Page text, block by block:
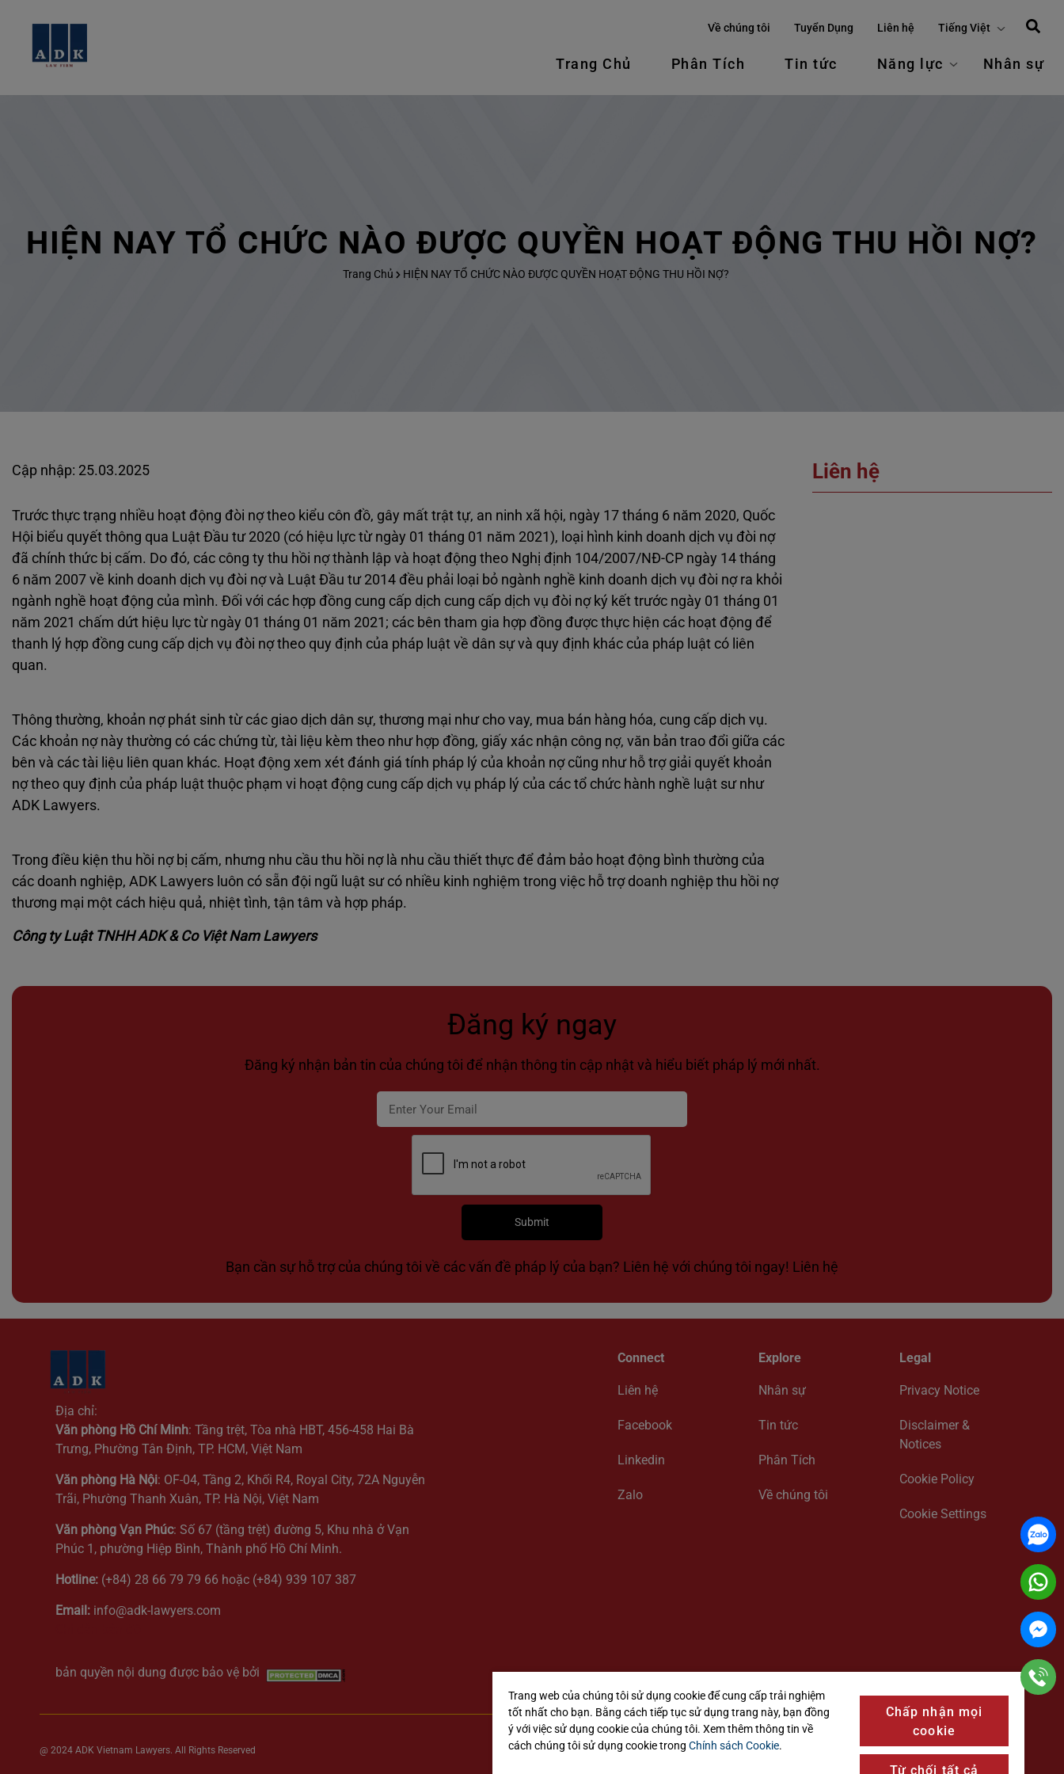
Về chúng tôi Tuyển Dụng Liên hệ Tiếng Việt
Trang Chủ Phân Tích Tin tức Năng lực Nhân sự
HIỆN NAY TỔ CHỨC NÀO ĐƯỢC QUYỀN HOẠT ĐỘNG THU HỒI NỢ?
Trang Chủ HIỆN NAY TỔ CHỨC NÀO ĐƯỢC QUYỀN HOẠT ĐỘNG THU HỒI NỢ?
Cập nhập: 25.03.2025
Trước thực trạng nhiều hoạt động đòi nợ theo kiểu côn đồ, gây mất trật tự, an ninh xã hội, ngày 17 tháng 6 năm 2020, Quốc
Hội biểu quyết thông qua Luật Đầu tư 2020 (có hiệu lực từ ngày 01 tháng 01 năm 2021), loại hình kinh doanh dịch vụ đòi nợ
đã chính thức bị cấm. Do đó, các công ty thu hồi nợ thành lập và hoạt động theo Nghị định 104/2007/NĐ-CP ngày 14 tháng
6 năm 2007 về kinh doanh dịch vụ đòi nợ và Luật Đầu tư 2014 đều phải loại bỏ ngành nghề kinh doanh dịch vụ đòi nợ ra khỏi
ngành nghề hoạt động của mình. Đối với các hợp đồng cung cấp dịch cung cấp dịch vụ đòi nợ ký kết trước ngày 01 tháng 01
năm 2021 chấm dứt hiệu lực từ ngày 01 tháng 01 năm 2021; các bên tham gia hợp đồng được thực hiện các hoạt động để
thanh lý hợp đồng cung cấp dịch vụ đòi nợ theo quy định của pháp luật về dân sự và quy định khác của pháp luật có liên
quan.
Thông thường, khoản nợ phát sinh từ các giao dịch dân sự, thương mại như cho vay, mua bán hàng hóa, cung cấp dịch vụ.
Các khoản nợ này thường có các chứng từ, tài liệu kèm theo như hợp đồng, giấy xác nhận công nợ, văn bản trao đổi giữa các
bên và các tài liệu liên quan khác. Hoạt động xem xét đánh giá tính pháp lý của khoản nợ cũng như hỗ trợ giải quyết khoản
nợ theo quy định của pháp luật thuộc phạm vi hoạt động cung cấp dịch vụ pháp lý của các tổ chức hành nghề luật sư như
ADK Lawyers.
Trong điều kiện thu hồi nợ bị cấm, nhưng nhu cầu thu hồi nợ là nhu cầu thiết thực để đảm bảo hoạt động bình thường của
các doanh nghiệp, ADK Lawyers luôn có sẵn đội ngũ luật sư có nhiều kinh nghiệm trong việc hỗ trợ doanh nghiệp thu hồi nợ
thương mại một cách hiệu quả, nhiệt tình, tận tâm và hợp pháp.
Công ty Luật TNHH ADK & Co Việt Nam Lawyers
Liên hệ
Đăng ký ngay
Đăng ký nhận bản tin của chúng tôi để nhận thông tin cập nhật và hiểu biết pháp lý mới nhất.
Bạn cần sự hỗ trợ của chúng tôi về các vấn đề pháp lý của bạn? Liên hệ với chúng tôi ngay! Liên hệ
Địa chỉ:
Văn phòng Hồ Chí Minh: Tầng trệt, Tòa nhà HBT, 456-458 Hai Bà
Trưng, Phường Tân Định, TP. HCM, Việt Nam
Văn phòng Hà Nội: OF-04, Tầng 2, Khối R4, Royal City, 72A Nguyễn
Trãi, Phường Thanh Xuân, TP. Hà Nội, Việt Nam
Văn phòng Vạn Phúc: Số 67 (tầng trệt) đường 5, Khu nhà ở Vạn
Phúc 1, phường Hiệp Bình, Thành phố Hồ Chí Minh.
Hotline: (+84) 28 66 79 79 66 hoặc (+84) 939 107 387
Email: info@adk-lawyers.com
bản quyền nội dung được bảo vệ bởi
Connect
Liên hệ
Facebook
Linkedin
Zalo
Explore
Nhân sự
Tin tức
Phân Tích
Về chúng tôi
Legal
Privacy Notice
Disclaimer &
Notices
Cookie Policy
Cookie Settings
@ 2024 ADK Vietnam Lawyers. All Rights Reserved
Trang web của chúng tôi sử dụng cookie để cung cấp trải nghiệm
tốt nhất cho bạn. Bằng cách tiếp tục sử dụng trang này, bạn đồng
ý với việc sử dụng cookie của chúng tôi. Xem thêm thông tin về
cách chúng tôi sử dụng cookie trong Chính sách Cookie.
Chấp nhận mọi
cookie
Từ chối tất cả